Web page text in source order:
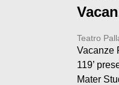
Teatro
Vacanze
119’
Mater